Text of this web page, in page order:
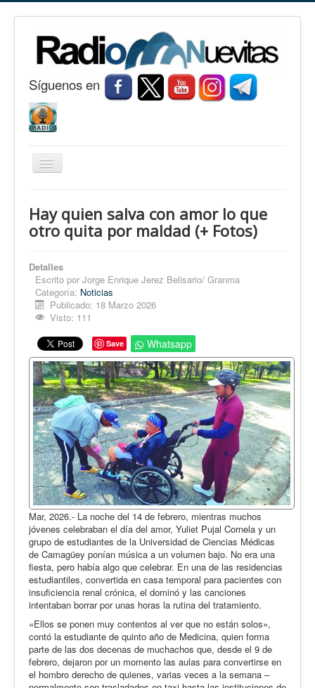
Síguenos en
Cambiar
Nuevitas
Conozca Nuevitas
Fotorreportaje
Opinión
En audio
Medio Ambiente
Ciencia, tecnología y curiosidades
Francés
Inglés
Desempolvando la historia
Hay quien salva con amor lo que
otro quita por maldad (+ Fotos)
Detalles
Escrito por Jorge Enrique Jerez Belisario/ Granma
Categoría: Noticias
Publicado: 18 Marzo 2026
Visto: 111
Save Whatsapp
Mar, 2026.- La noche del 14 de febrero, mientras muchos
jóvenes celebraban el día del amor, Yuliet Pujal Cornela y un
grupo de estudiantes de la Universidad de Ciencias Médicas
de Camagüey ponían música a un volumen bajo. No era una
fiesta, pero había algo que celebrar. En una de las residencias
estudiantiles, convertida en casa temporal para pacientes con
insuficiencia renal crónica, el dominó y las canciones
intentaban borrar por unas horas la rutina del tratamiento.
«Ellos se ponen muy contentos al ver que no están solos»,
contó la estudiante de quinto año de Medicina, quien forma
parte de las dos decenas de muchachos que, desde el 9 de
febrero, dejaron por un momento las aulas para convertirse en
el hombro derecho de quienes, varias veces a la semana –